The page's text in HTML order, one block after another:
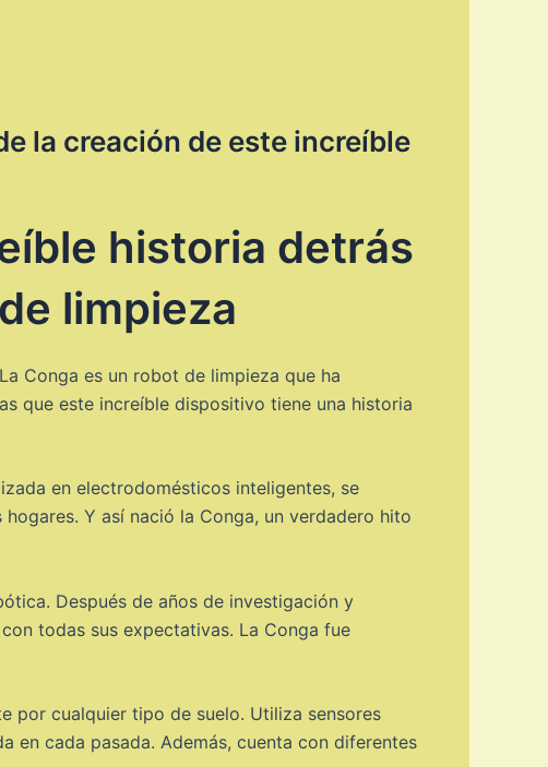
la creación de este increíble
historia detrás
limpieza
Conga es un robot de limpieza que ha
que este increíble dispositivo tiene una historia
en electrodomésticos inteligentes, se
Y así nació la Conga, un verdadero hito
Después de años de investigación y
todas sus expectativas. La Conga fue
por cualquier tipo de suelo. Utiliza sensores
en cada pasada. Además, cuenta con diferentes